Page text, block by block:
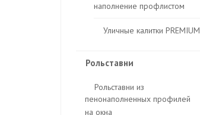
наполнение профлистом
Уличные калитки PREMIUM
Рольставни
Рольставни из
пенонаполненных профилей
на окна